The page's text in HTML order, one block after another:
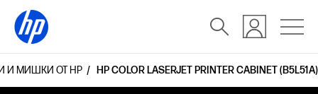
И МИШКИ ОТ HP HP COLOR LASERJET PRINTER CABINET (B5L51A)
Общ преглед Технически спецификации